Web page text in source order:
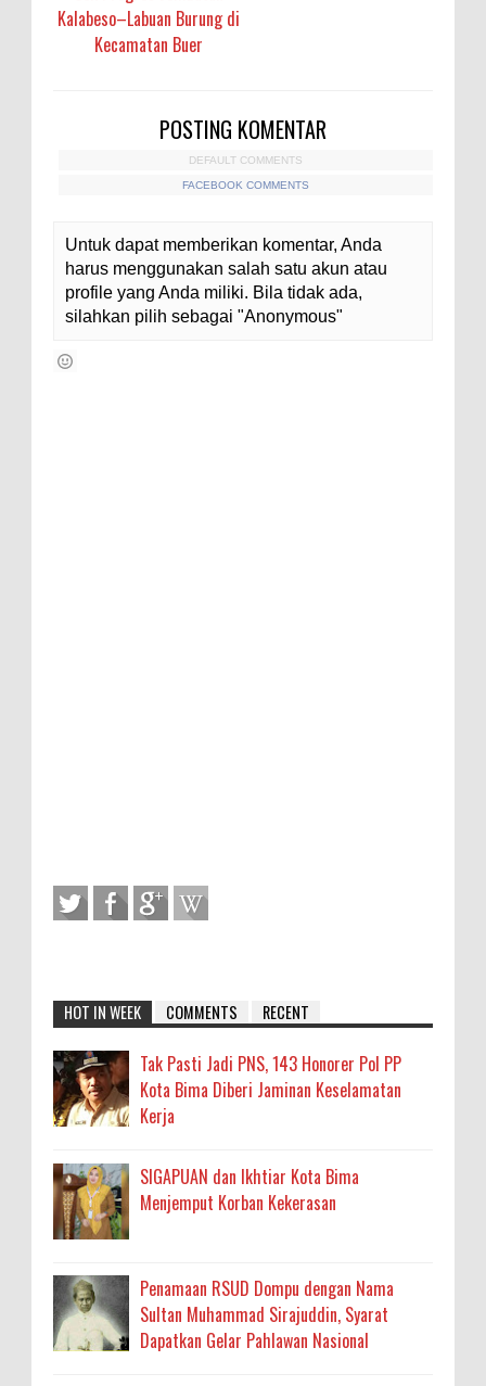
Kalabeso–Labuan Burung di
Kecamatan Buer
POSTING KOMENTAR
DEFAULT COMMENTS
FACEBOOK COMMENTS
Untuk dapat memberikan komentar, Anda
harus menggunakan salah satu akun atau
profile yang Anda miliki. Bila tidak ada,
silahkan pilih sebagai "Anonymous"
HOT IN WEEK COMMENTS RECENT
Tak Pasti Jadi PNS, 143 Honorer Pol PP
Kota Bima Diberi Jaminan Keselamatan
Kerja
SIGAPUAN dan Ikhtiar Kota Bima
Menjemput Korban Kekerasan
Penamaan RSUD Dompu dengan Nama
Sultan Muhammad Sirajuddin, Syarat
Dapatkan Gelar Pahlawan Nasional